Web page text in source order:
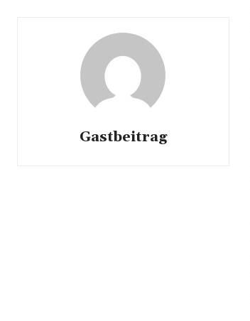
Gastbeitrag